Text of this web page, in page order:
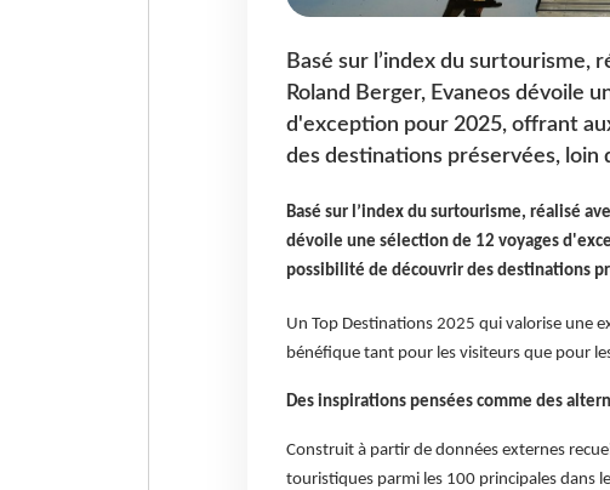
Basé sur l’index du surtourisme,
Roland Berger, Evaneos dévoile
d'exception pour 2025, offrant
des destinations préservées, loin
Basé sur l’index du surtourisme, réalisé
dévoile une sélection de 12 voyages
possibilité de découvrir des destinations
Un Top Destinations 2025 qui valorise une
bénéfique tant pour les visiteurs que pour
Des inspirations pensées comme des
Construit à partir de données externes
touristiques parmi les 100 principales dans